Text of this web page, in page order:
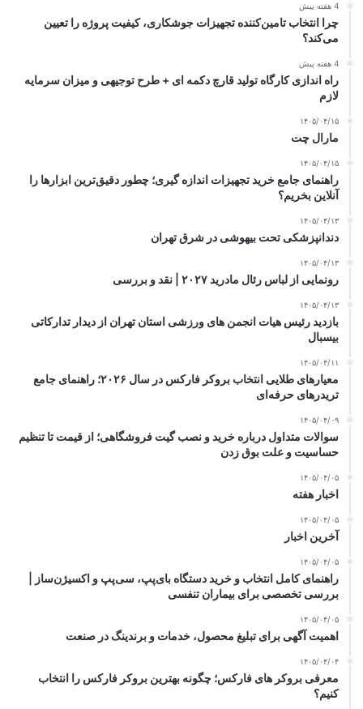
4 هفته پیش
چرا انتخاب تامین‌کننده تجهیزات جوشکاری، کیفیت پروژه را تعیین
می‌کند؟
4 هفته پیش
راه اندازی کارگاه تولید قارچ دکمه ای + طرح توجیهی و میزان سرمایه
لازم
۱۴۰۵/۰۴/۱۵
مارال چت
۱۴۰۵/۰۴/۱۵
راهنمای جامع خرید تجهیزات اندازه گیری؛ چطور دقیق‌ترین ابزارها را
آنلاین بخریم؟
۱۴۰۵/۰۴/۱۳
دندانپزشکی تحت بیهوشی در شرق تهران
۱۴۰۵/۰۴/۱۳
رونمایی از لباس رئال مادرید ۲۰۲۷ | نقد و بررسی
۱۴۰۵/۰۴/۱۳
بازدید رئیس هیات انجمن های ورزشی استان تهران از دیدار تدارکاتی
بیسبال
۱۴۰۵/۰۴/۱۱
معیارهای طلایی انتخاب بروکر فارکس در سال ۲۰۲۶؛ راهنمای جامع
تریدرهای حرفه‌ای
۱۴۰۵/۰۴/۰۹
سوالات متداول درباره خرید و نصب گیت فروشگاهی؛ از قیمت تا تنظیم
حساسیت و علت بوق زدن
۱۴۰۵/۰۴/۰۵
اخبار هفته
۱۴۰۵/۰۴/۰۵
آخرین اخبار
۱۴۰۵/۰۴/۰۵
راهنمای کامل انتخاب و خرید دستگاه بای‌پپ، سی‌پپ و اکسیژن‌ساز |
بررسی تخصصی برای بیماران تنفسی
۱۴۰۵/۰۴/۰۵
اهمیت آگهی برای تبلیغ محصول، خدمات و برندینگ در صنعت
۱۴۰۵/۰۴/۰۴
معرفی بروکر های فارکس؛ چگونه بهترین بروکر فارکس را انتخاب
کنیم؟